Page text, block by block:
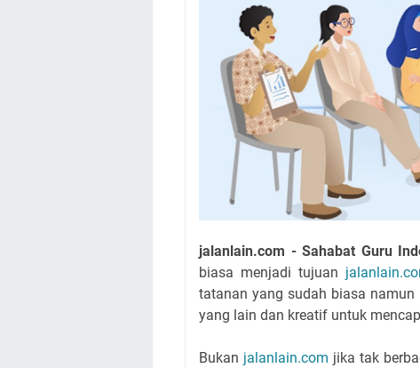
jalanlain.com - Sahabat Guru
biasa menjadi tujuan
tatanan yang sudah biasa namun
yang lain dan kreatif untuk
Bukan jalanlain.com jika tak